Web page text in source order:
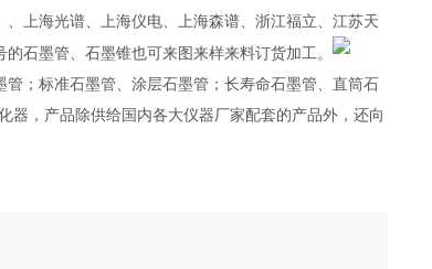
上海光谱、上海仪电、上海森谱、浙江福立、江苏天
石墨管、石墨锥也可来图来样来料订货加工。
；标准石墨管、涂层石墨管；长寿命石墨管、直筒石
器，产品除供给国内各大仪器厂家配套的产品外，还向